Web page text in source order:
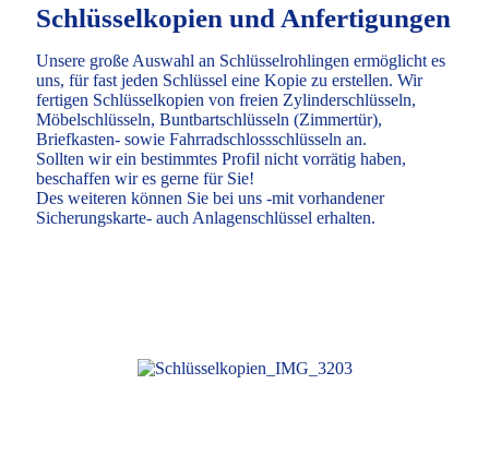
Schlüsselkopien und Anfertigungen
Unsere große Auswahl an Schlüsselrohlingen ermöglicht es
uns, für fast jeden Schlüssel eine Kopie zu erstellen. Wir
fertigen Schlüsselkopien von freien Zylinderschlüsseln,
Möbelschlüsseln, Buntbartschlüsseln (Zimmertür),
Briefkasten- sowie Fahrradschlossschlüsseln an.
Sollten wir ein bestimmtes Profil nicht vorrätig haben,
beschaffen wir es gerne für Sie!
Des weiteren können Sie bei uns -mit vorhandener
Sicherungskarte- auch Anlagenschlüssel erhalten.